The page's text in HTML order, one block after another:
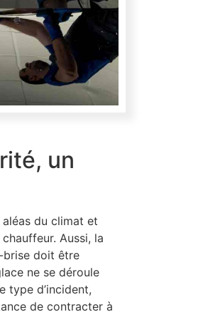
un
du climat et
Aussi, la
brise doit être
ne se déroule
type d’incident,
de contracter à